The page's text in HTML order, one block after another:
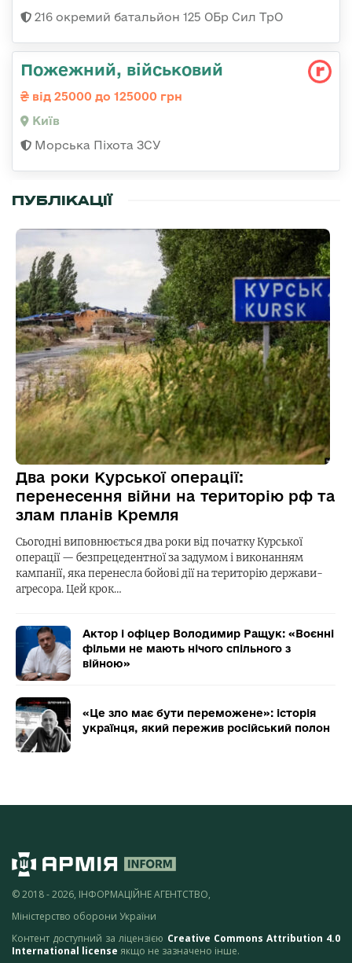
216 окремий батальйон 125 ОБр Сил ТрО
Пожежний, військовий
від 25000 до 125000 грн
Київ
Морська Піхота ЗСУ
ПУБЛІКАЦІЇ
Два роки Курської операції:
перенесення війни на територію рф та
злам планів Кремля
Сьогодні виповнюється два роки від початку Курської
операції — безпрецедентної за задумом і виконанням
кампанії, яка перенесла бойові дії на територію держави-
агресора. Цей крок…
Актор і офіцер Володимир Ращук: «Воєнні
фільми не мають нічого спільного з
війною»
«Це зло має бути переможене»: історія
українця, який пережив російський полон
© 2018 - 2026, ІНФОРМАЦІЙНЕ АГЕНТСТВО,
Міністерство оборони України
Контент доступний за ліцензією Creative Commons Attribution 4.0
International license якщо не зазначено інше.